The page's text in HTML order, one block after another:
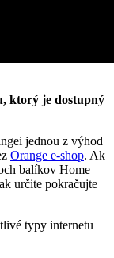
ktorý je dostupný
jednou z výhod
Orange e-shop. Ak
balíkov Home
určite pokračujte
typy internetu